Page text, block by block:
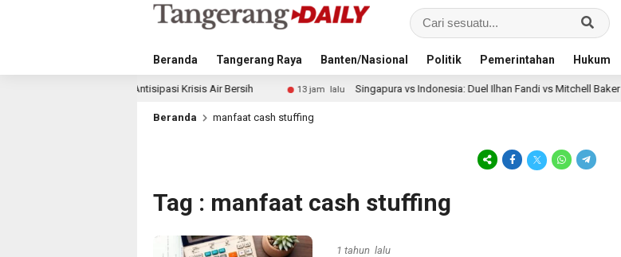
Beranda Tangerang Raya Banten/Nasional Politik Pemerintahan Hukum
Langkah Antisipasi Krisis Air Bersih 13 jam lalu Singapura vs Indonesia: Duel Ilhan Fandi vs Mitchell Baker Jadi Sorotan di
Beranda manfaat cash stuffing
Tag : manfaat cash stuffing
1 tahun lalu